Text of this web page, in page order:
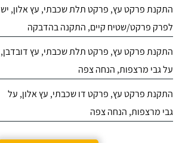
התקנת פרקט עץ, פרקט תלת שכבתי, עץ אלון, יש
לפרק פרקט/שטיח קיים, התקנה בהדבקה
התקנת פרקט עץ, פרקט תלת שכבתי, עץ דובדבן,
על גבי מרצפות, הנחה צפה
התקנת פרקט עץ, פרקט דו שכבתי, עץ אלון, על
גבי מרצפות, הנחה צפה